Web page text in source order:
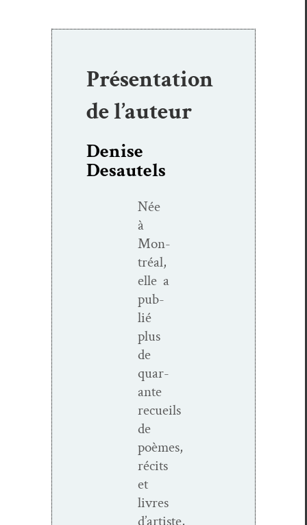
Présentation
de l’auteur
Denise
Desautels
Née
à
Mon­
tréal,
elle a
pub­
lié
plus
de
quar­
ante
recueils
de
poèmes,
réc­its
et
livres
d’artiste,